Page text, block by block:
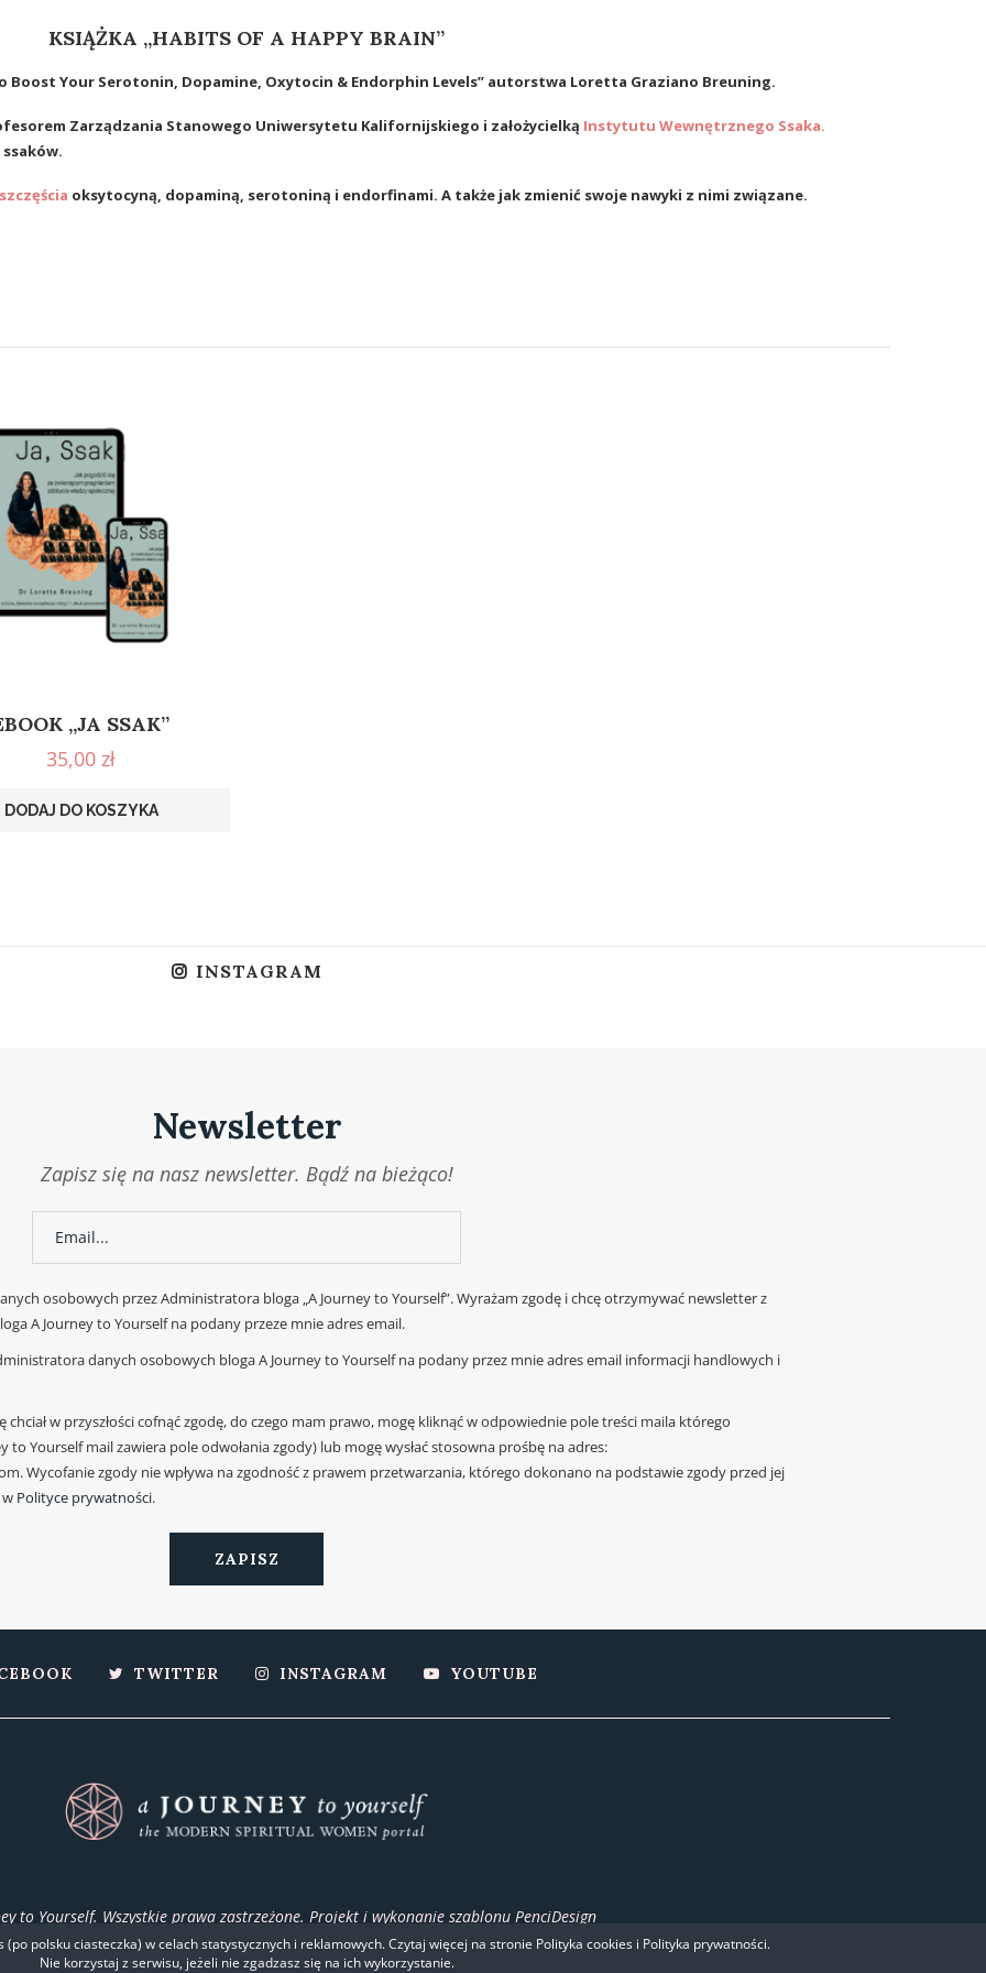
KSIĄŻKA „HABITS OF A HAPPY BRAIN”
Your Serotonin, Dopamine, Oxytocin & Endorphin Levels” autorstwa Loretta Graziano Breuning.
Zarządzania Stanowego Uniwersytetu Kalifornijskiego i założycielką Instytutu Wewnętrznego Ssaka.
oksytocyną, dopaminą, serotoniną i endorfinami. A także jak zmienić swoje nawyki z nimi związane.
„JA SSAK”
35,00zł
DODAJ DO KOSZYKA
INSTAGRAM
Newsletter
Zapisz się na nasz newsletter. Bądź na bieżąco!
osobowych przez Administratora bloga „A Journey to Yourself”. Wyrażam zgodę i chcę otrzymywać newsletter z
A Journey to Yourself na podany przeze mnie adres email.
danych osobowych bloga A Journey to Yourself na podany przez mnie adres email informacji handlowych i
w przyszłości cofnąć zgodę, do czego mam prawo, mogę kliknąć w odpowiednie pole treści maila którego
to Yourself mail zawiera pole odwołania zgody) lub mogę wysłać stosowna prośbę na adres:
Wycofanie zgody nie wpływa na zgodność z prawem przetwarzania, którego dokonano na podstawie zgody przed jej
Polityce prywatności.
TWITTER INSTAGRAM YOUTUBE
to Yourself. Wszystkie prawa zastrzeżone. Projekt i wykonanie szablonu PenciDesign
WdrożeniePingSoft
polsku ciasteczka) w celach statystycznych i reklamowych. Czytaj więcej na stronie Polityka cookies i Polityka prywatności.
Nie korzystaj z serwisu, jeżeli nie zgadzasz się na ich wykorzystanie.